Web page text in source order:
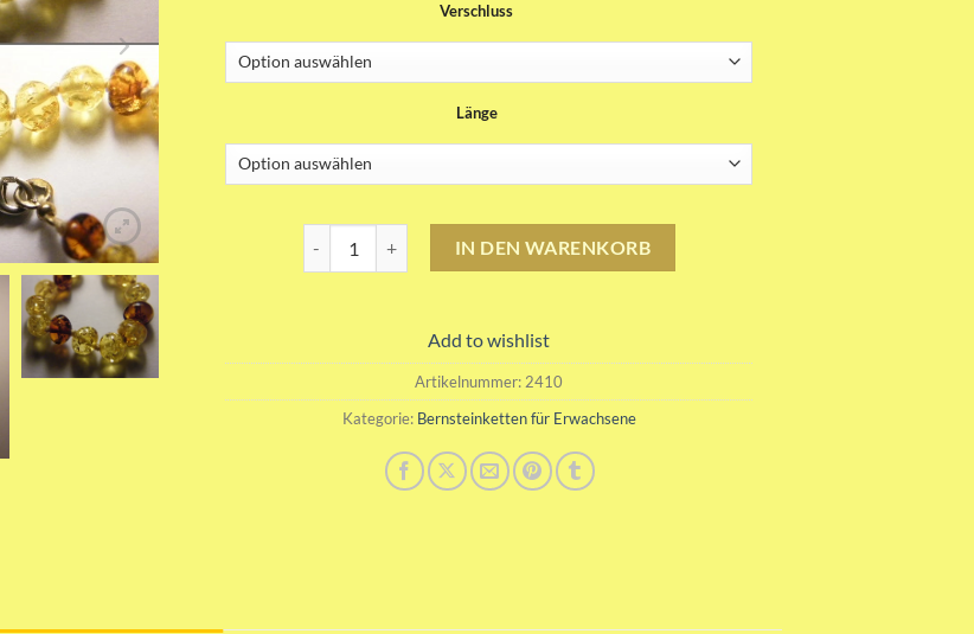
99.00CHF
Verschluss
Länge
Citrin Cognac Bernsteinkette für Erwachsene Menge
IN DEN WARENKORB
Add to wishlist
Artikelnummer:2410
Kategorie: Bernsteinketten für Erwachsene